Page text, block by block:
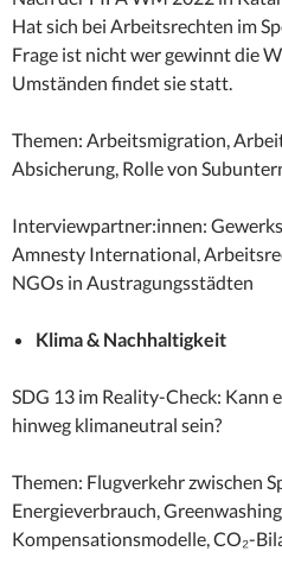
Hat sich bei Arbeitsrechten im
Frage ist nicht wer gewinnt die
Umständen findet sie statt.
Themen: Arbeitsmigration,
Absicherung, Rolle von
Interviewpartner:innen:
Amnesty International,
NGOs in Austragungsstädten
Klima & Nachhaltigkeit
SDG 13 im Reality-Check: Kann
hinweg klimaneutral sein?
Themen: Flugverkehr zwischen
Energieverbrauch,
Kompensationsmodelle, CO₂-